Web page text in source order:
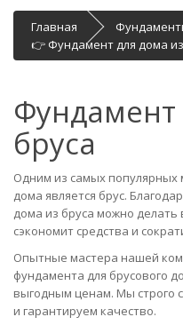
Главная
👉 Фундамент для дома
бруса
Одним из самых популярных
дома является брус.
дома из бруса можно делать
сэкономит средства и
Опытные мастера нашей
фундамента для брусового
выгодным ценам. Мы строго
и гарантируем качество.